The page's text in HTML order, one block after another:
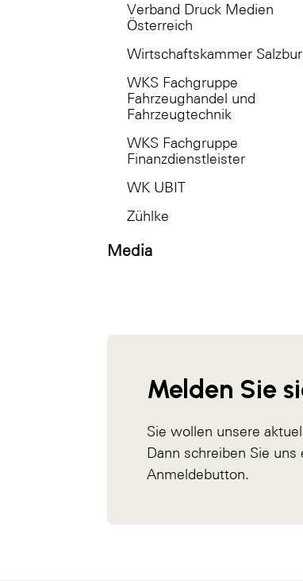
Verband Druck Medien
Österreich
Wirtschaftskammer
WKS Fachgruppe
Fahrzeughandel und
Fahrzeugtechnik
WKS Fachgruppe
Finanzdienstleister
WK UBIT
Zühlke
Media
Melden Sie
Sie wollen unsere
Dann schreiben Sie uns
Anmeldebutton.